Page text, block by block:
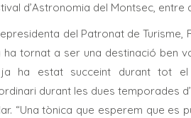
d’Astronomia del Montsec, entre
del Patronat de
ha tornat a ser una destinació ben
ha estat succeint durant tot el
durant les dues temporades
“Una tònica que esperem que